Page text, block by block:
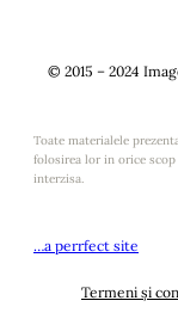
© 2015 – 2024
Toate materialele
folosirea lor in orice
interzisa.
…a perrfect site
Termeni și